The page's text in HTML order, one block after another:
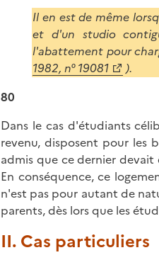
Il en est de même
et d'un studio
l'abattement pour
1982, n° 19081
).
80
Dans le cas d'étudiants
revenu, disposent pour les
admis que ce dernier
En conséquence, ce
n'est pas pour autant de
parents, dès lors que les
II. Cas particuliers